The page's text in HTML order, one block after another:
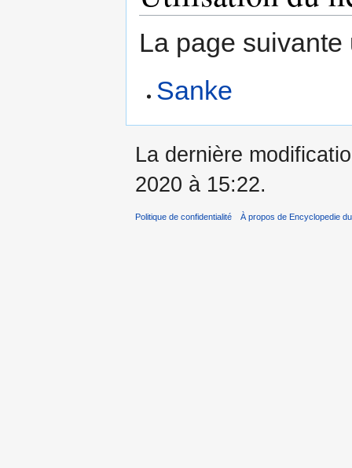
La page
Sanke
La dernière
2020 à 15:22.
Politique de confidentialité À propos de Encyclopedie